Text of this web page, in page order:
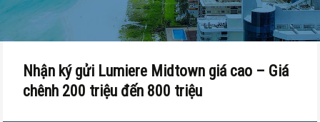
Nhận ký gửi Lumiere Midtown giá cao – Giá
chênh 200 triệu đến 800 triệu